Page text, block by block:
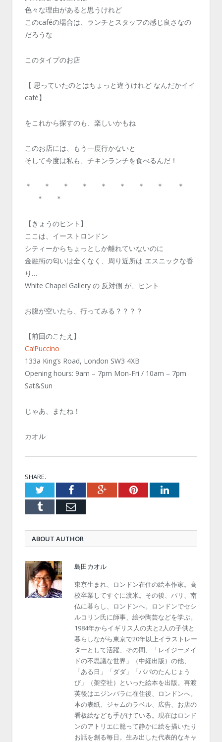
色々な理由があると思うけれど
このcaféの場合は、ランチとスタッフの感じ良さなの
だろうな
このタイプのお店
【 思っていたのとはちょっと違うけれど なんだかイイ
café】
をこれから探すのも、楽しいかもね
このお店には、もう一度行かないと
そして今度は私も、チキンランチを食べるんだ！
＊ ＊ ＊ ＊ ＊ ＊ ＊ ＊ ＊
＊ ＊
【きょうのヒント】
ここは、イーストロンドン
シティーからちょっとしか離れていないのに
金融街の匂いは全くなく、周り近所は エスニックな香
り…
White Chapel Gallery の 反対側 が、ヒント
お腹が空いたら、行ってみる？？？？
【前回のこたえ】
Ca’Puccino
133a King’s Road, London SW3 4XB
Opening hours: 9am – 7pm Mon-Fri / 10am – 7pm
Sat&Sun
じゃあ、またね！
カオル
SHARE.
TwitterFacebookGoogle+PinterestLinkedIn
Tumblr Email
ABOUT AUTHOR
島田カオル
東京生まれ、ロンドン在住の絵本作家。高
校卒業してすぐに渡米。その後、パリ、南
仏に暮らし、ロンドンへ。ロンドンでセシ
ルコリン氏に師事、絵や陶芸などを学ぶ。
1984年からイギリス人の夫と2人の子供と
暮らしながら東京で20年以上イラストレー
ターとして活躍、その間、「レイジーメイ
ドの不思議な世界」（中経出版）の他、
「ある日」「ダダ」「パパのたんじょう
び」（架空社）といった絵本を出版。再渡
英後はエジンバラに在住後、ロンドンへ。
本の表紙、ジャムのラベル、広告、お店の
看板絵なども手がけている。現在はロンド
ンのアトリエに籠って静かに絵を描いたり
お話を創る毎日。生み出した代表的なキャ